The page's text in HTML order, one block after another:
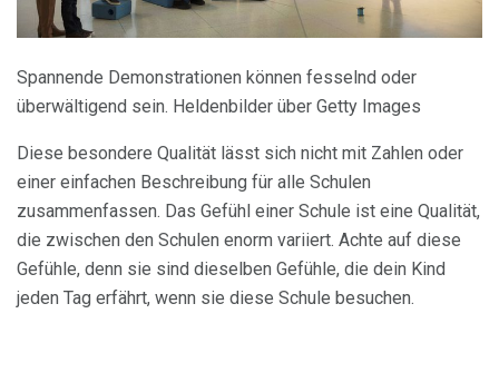
Spannende Demonstrationen können fesselnd oder
überwältigend sein. Heldenbilder über Getty Images
Diese besondere Qualität lässt sich nicht mit Zahlen oder
einer einfachen Beschreibung für alle Schulen
zusammenfassen. Das Gefühl einer Schule ist eine Qualität,
die zwischen den Schulen enorm variiert. Achte auf diese
Gefühle, denn sie sind dieselben Gefühle, die dein Kind
jeden Tag erfährt, wenn sie diese Schule besuchen.